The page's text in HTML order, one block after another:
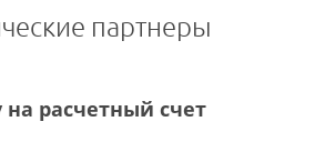
партнеры
расчетный счет